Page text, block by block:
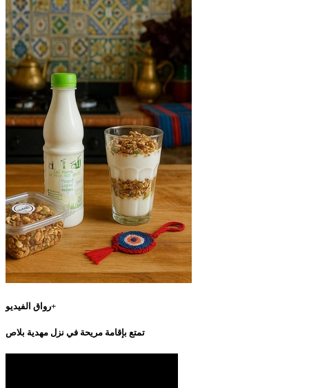
رواق الفيديو+
تمتع بإقامة مريحة في نزل مهدية بلاص